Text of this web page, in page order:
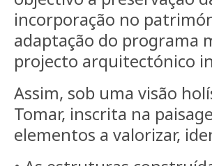
incorporação no
adaptação do programa
projecto arquitectónico
Assim, sob uma visão
Tomar, inscrita na
elementos a valorizar,